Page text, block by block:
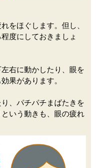
をほぐします。但し、
度にしておきましょ
右に動かしたり、眼を
果があります。
、パチパチまばたきを
いう動きも、眼の疲れ